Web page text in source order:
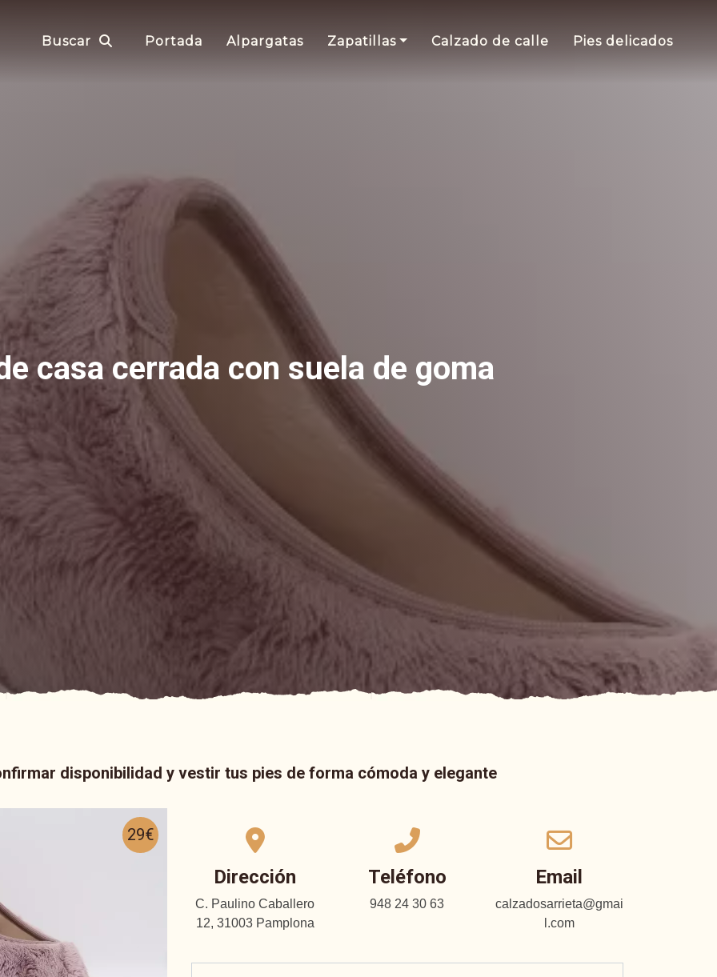
Buscar Portada Alpargatas Zapatillas Calzado de calle Pies delicados
casa cerrada con suela de goma
disponibilidad y vestir tus pies de forma cómoda y elegante
29€
Dirección
C. Paulino Caballero
12, 31003 Pamplona
Teléfono
948 24 30 63
Email
calzadosarrieta@gmai
l.com